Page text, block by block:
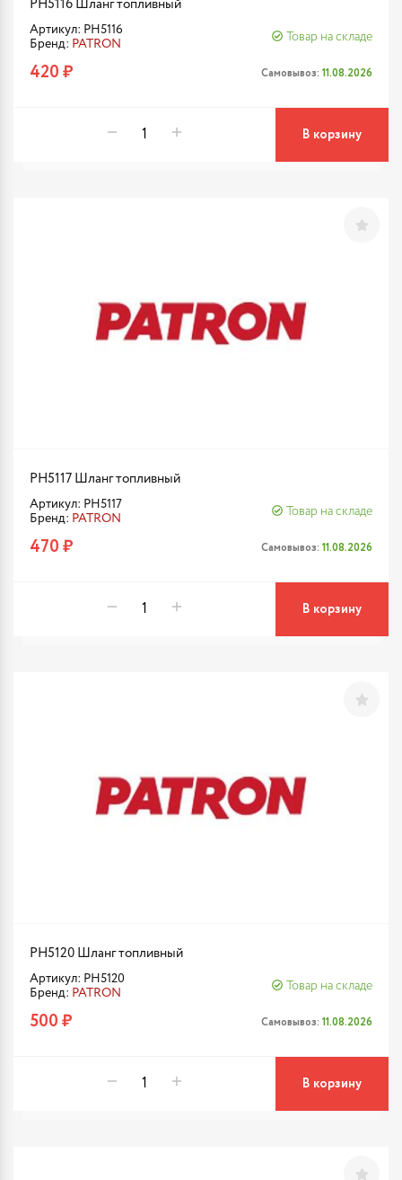
PH5116 Шланг топливный
Артикул: PH5116
Бренд: PATRON
Товар на складе
420 ₽ Самовывоз: 11.08.2026
В корзину
PH5117 Шланг топливный
Артикул: PH5117
Бренд: PATRON
Товар на складе
470 ₽ Самовывоз: 11.08.2026
В корзину
PH5120 Шланг топливный
Артикул: PH5120
Бренд: PATRON
Товар на складе
500 ₽ Самовывоз: 11.08.2026
В корзину